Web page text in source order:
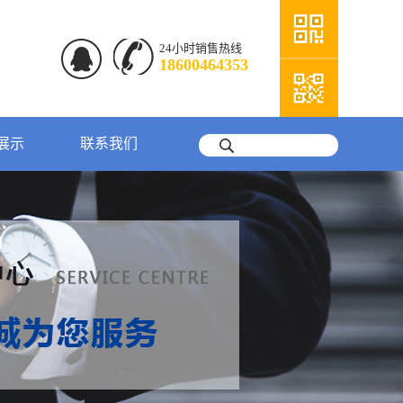
24小时销售热线
18600464353
示 联系我们